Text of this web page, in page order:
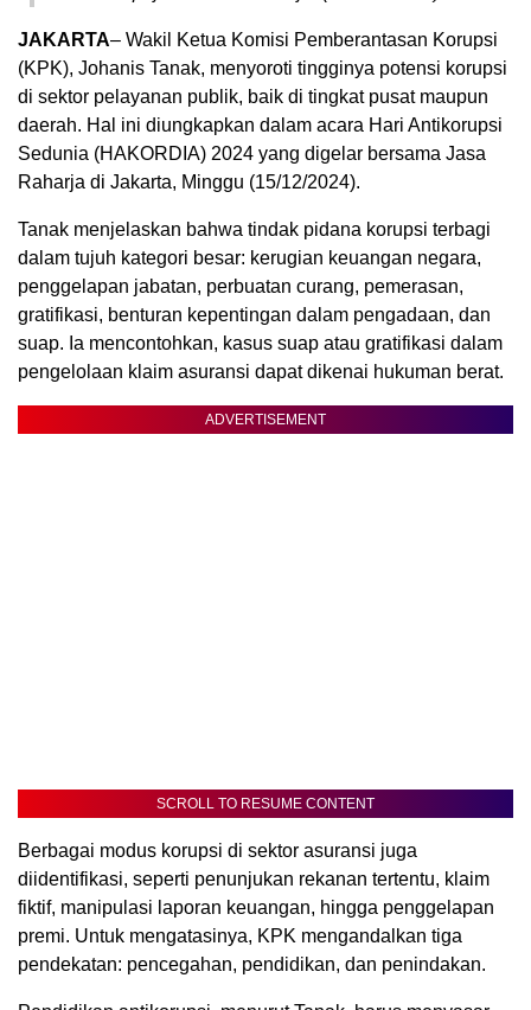
JAKARTA– Wakil Ketua Komisi Pemberantasan Korupsi
(KPK), Johanis Tanak, menyoroti tingginya potensi korupsi
di sektor pelayanan publik, baik di tingkat pusat maupun
daerah. Hal ini diungkapkan dalam acara Hari Antikorupsi
Sedunia (HAKORDIA) 2024 yang digelar bersama Jasa
Raharja di Jakarta, Minggu (15/12/2024).
Tanak menjelaskan bahwa tindak pidana korupsi terbagi
dalam tujuh kategori besar: kerugian keuangan negara,
penggelapan jabatan, perbuatan curang, pemerasan,
gratifikasi, benturan kepentingan dalam pengadaan, dan
suap. Ia mencontohkan, kasus suap atau gratifikasi dalam
pengelolaan klaim asuransi dapat dikenai hukuman berat.
ADVERTISEMENT
SCROLL TO RESUME CONTENT
Berbagai modus korupsi di sektor asuransi juga
diidentifikasi, seperti penunjukan rekanan tertentu, klaim
fiktif, manipulasi laporan keuangan, hingga penggelapan
premi. Untuk mengatasinya, KPK mengandalkan tiga
pendekatan: pencegahan, pendidikan, dan penindakan.